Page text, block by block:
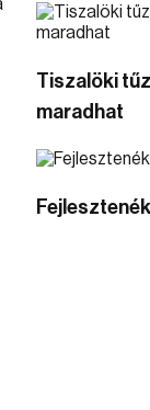
Tiszalöki
maradhat